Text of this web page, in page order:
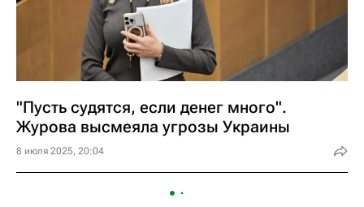
"Пусть судятся, если денег много".
Журова высмеяла угрозы Украины
8 июля 2025, 20:04